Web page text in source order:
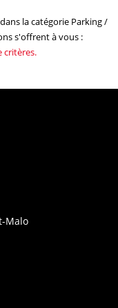
la catégorie Parking /
s'offrent à vous :
critères.
Malo